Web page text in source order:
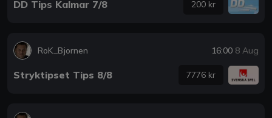
DD Tips Kalmar 7/8 200 kr
RoK_Bjornen 16:00 8 Aug
Stryktipset Tips 8/8 7776 kr